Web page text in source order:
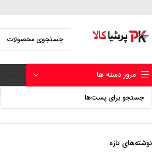
مرور دسته ها
نوشته‌های تازه